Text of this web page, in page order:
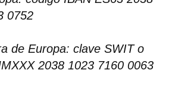
0752
Europa: clave SWIT o
2038 1023 7160 0063